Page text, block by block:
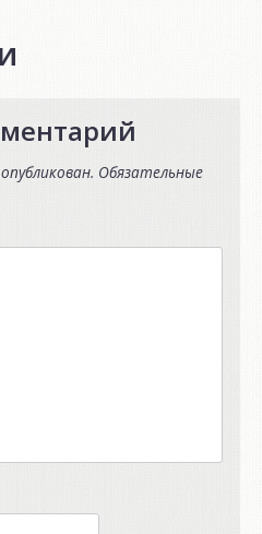
Обязательные